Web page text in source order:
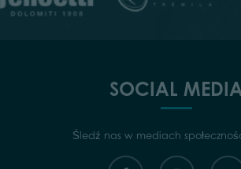
SOCIAL
Śledź nas w mediach